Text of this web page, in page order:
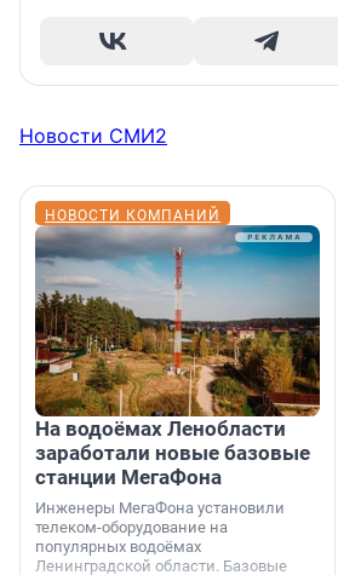
Новости СМИ2
НОВОСТИ КОМПАНИЙ
На водоёмах Ленобласти
заработали новые базовые
станции МегаФона
Инженеры МегаФона установили
телеком-оборудование на
популярных водоёмах
Ленинградской области. Базовые